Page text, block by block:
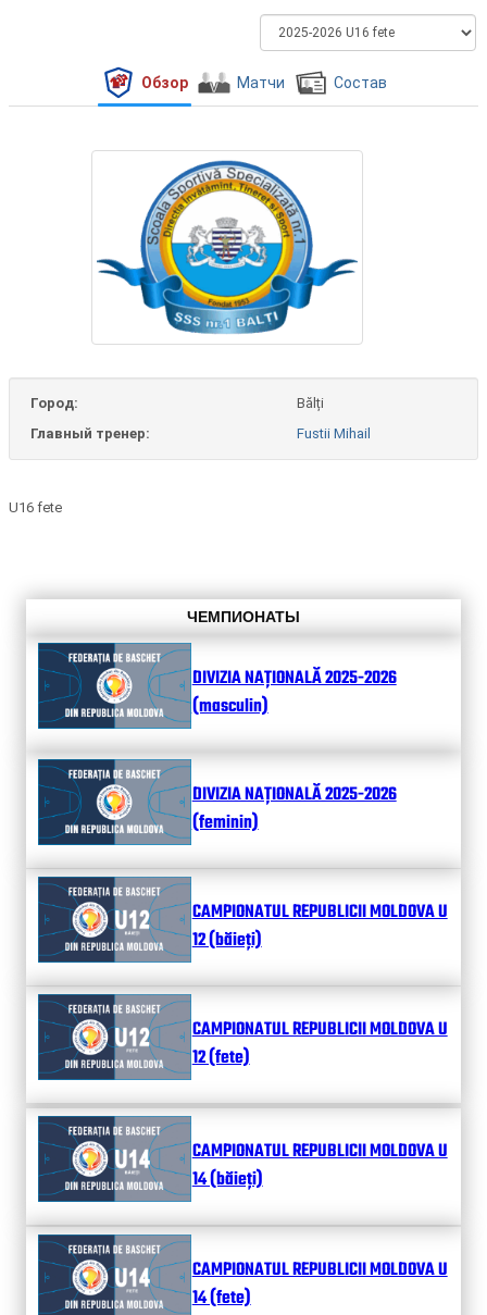
Обзор Матчи Состав
Город:
Bălți
Главный тренер:
Fustii Mihail
U16 fete
ЧЕМПИОНАТЫ
DIVIZIA NAȚIONALĂ 2025-2026
(masculin)
DIVIZIA NAȚIONALĂ 2025-2026
(feminin)
CAMPIONATUL REPUBLICII MOLDOVA U
12 (băieți)
CAMPIONATUL REPUBLICII MOLDOVA U
12 (fete)
CAMPIONATUL REPUBLICII MOLDOVA U
14 (băieți)
CAMPIONATUL REPUBLICII MOLDOVA U
14 (fete)